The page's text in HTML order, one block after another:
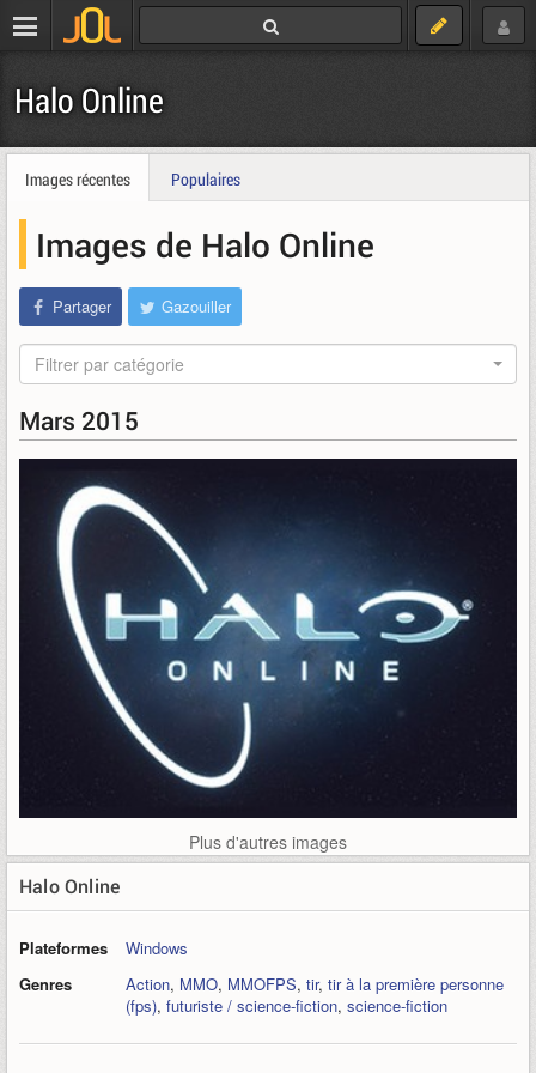
Halo Online
Images récentes Populaires
Images de Halo Online
Partager Gazouiller
Filtrer par catégorie
Mars 2015
Plus d'autres images
Halo Online
Plateformes
Windows
Genres
Action, MMO, MMOFPS, tir, tir à la première personne
(fps), futuriste / science-fiction, science-fiction